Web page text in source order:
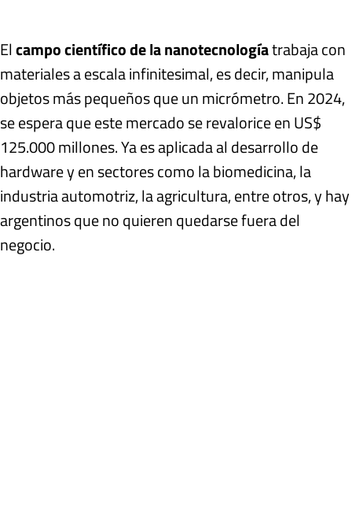
Elcampo científico de la nanotecnologíatrabaja con
materiales a escala infinitesimal, es decir, manipula
objetos más pequeños que un micrómetro. En 2024,
se espera que este mercado se revalorice en US$
125.000 millones. Ya es aplicada al desarrollo de
hardware y en sectores como la biomedicina, la
industria automotriz, la agricultura, entre otros, y hay
argentinos que no quieren quedarse fuera del
negocio.